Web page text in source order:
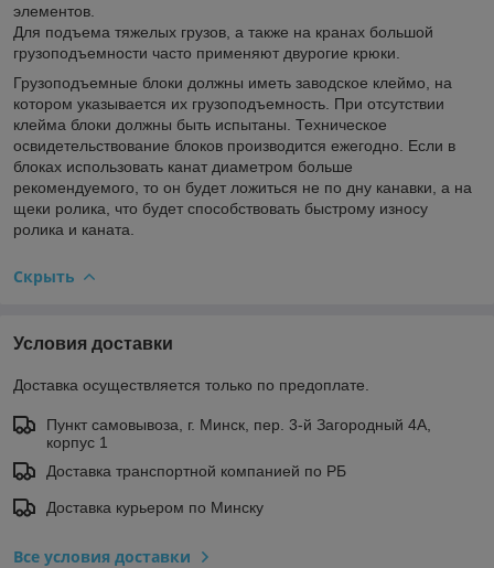
элементов.
Для подъема тяжелых грузов, а также на кранах большой
грузоподъемности часто применяют двурогие крюки.
Грузоподъемные блоки должны иметь заводское клеймо, на
котором указывается их грузоподъемность. При отсутствии
клейма блоки должны быть испытаны. Техническое
освидетельствование блоков производится ежегодно. Если в
блоках использовать канат диаметром больше
рекомендуемого, то он будет ложиться не по дну канавки, а на
щеки ролика, что будет способствовать быстрому износу
ролика и каната.
Скрыть
Условия доставки
Доставка осуществляется только по предоплате.
Пункт самовывоза, г. Минск, пер. 3-й Загородный 4А,
корпус 1
Доставка транспортной компанией по РБ
Доставка курьером по Минску
Все условия доставки